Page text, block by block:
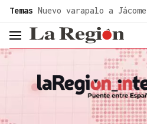
Temas Nuevo varapalo a Jácome
header.menu.open